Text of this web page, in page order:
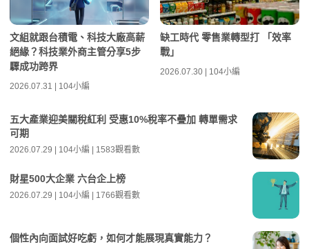
文組就跟台積電、科技大廠高薪
絕緣？科技業外商主管分享5步
驟成功跨界
2026.07.31 | 104小編
缺工時代 零售業轉型打 「效率
戰」
2026.07.30 | 104小編
五大產業迎美關稅紅利 受惠10%稅率不疊加 轉單需求
可期
2026.07.29 | 104小編 | 1583觀看數
財星500大企業 六台企上榜
2026.07.29 | 104小編 | 1766觀看數
個性內向面試好吃虧，如何才能展現真實能力？